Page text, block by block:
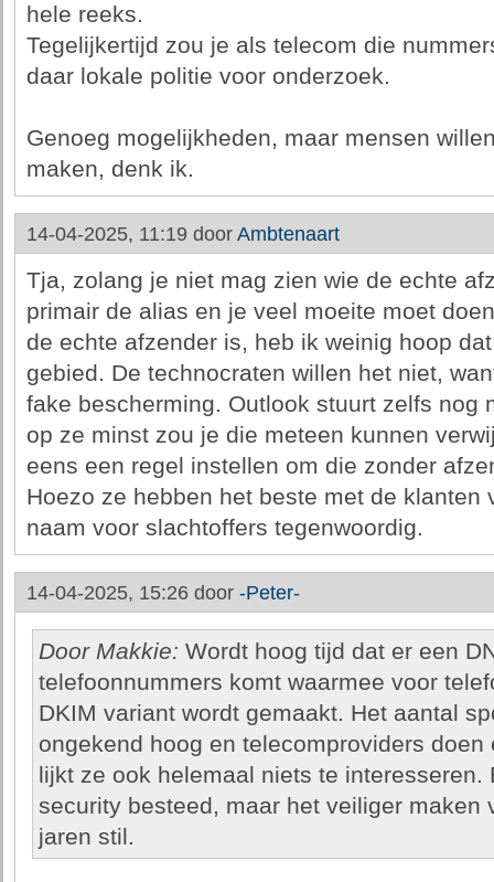
hele reeks.
Tegelijkertijd zou je als telecom die
daar lokale politie voor onderzoek.
Genoeg mogelijkheden, maar mensen
maken, denk ik.
14-04-2025, 11:19 door Ambtenaart
Tja, zolang je niet mag zien wie de echte
primair de alias en je veel moeite moet
de echte afzender is, heb ik weinig hoop
gebied. De technocraten willen het niet,
fake bescherming. Outlook stuurt zelfs nog
op ze minst zou je die meteen kunnen
eens een regel instellen om die zonder
Hoezo ze hebben het beste met de klanten
naam voor slachtoffers tegenwoordig.
14-04-2025, 15:26 door -Peter-
Door Makkie: Wordt hoog tijd dat er een
telefoonnummers komt waarmee voor
DKIM variant wordt gemaakt. Het aantal
ongekend hoog en telecomproviders
lijkt ze ook helemaal niets te interesseren.
security besteed, maar het veiliger maken
jaren stil.